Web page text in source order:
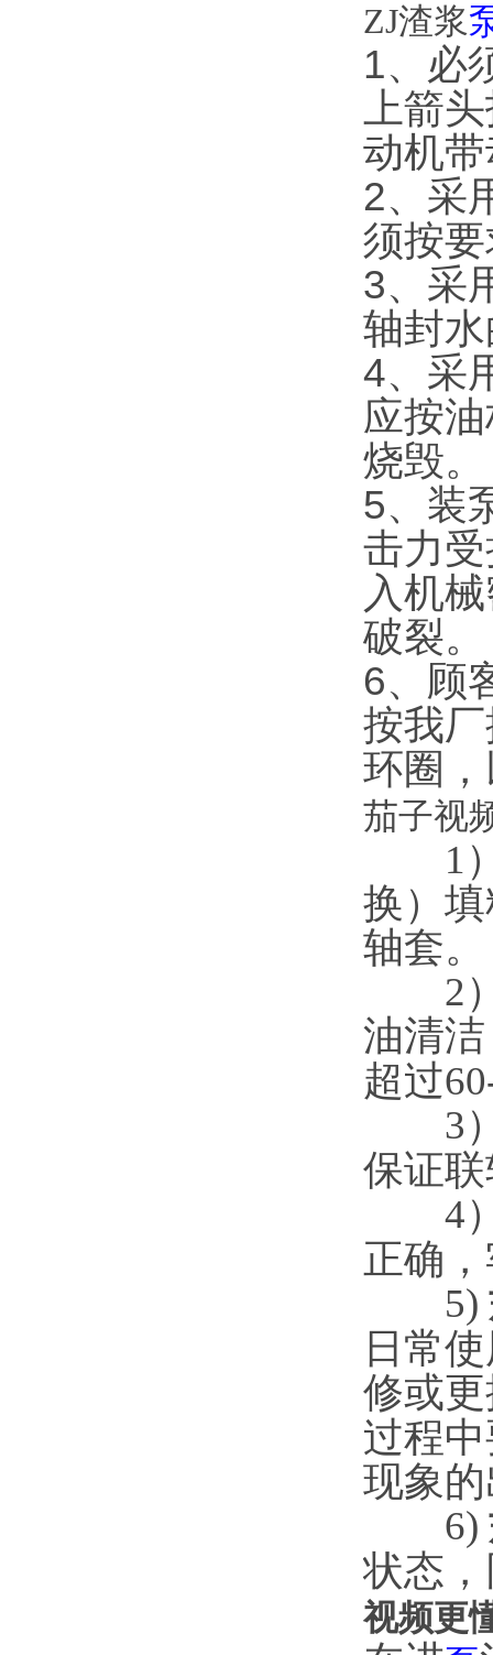
ZJ渣浆
1、
上箭
动机带
2、
须按要
3
轴封水
4、
应按油
烧毁。
5、
击力受
入机械
破裂。
6
按我厂
环圈
茄子视
1）轴
换）填
轴套。
2）更
油清洁
超过
3）
保证联
4）
正确
5)
日常
修或更
过程中
现象的
6)
状态
视频更